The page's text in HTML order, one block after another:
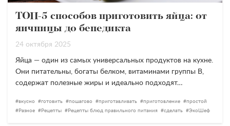
ТОП-5 способов приготовить яйца: от
яичницы до бенедикта
24 октября 2025
Яйца — один из самых универсальных продуктов на кухне.
Они питательны, богаты белком, витаминами группы B,
содержат полезные жиры и идеально подходят…
вкусно готовить пошагово приготавливать приготовление
простой
Разное
Рецепты Рецепты блюд правильного питания сделать ЭкоШеф